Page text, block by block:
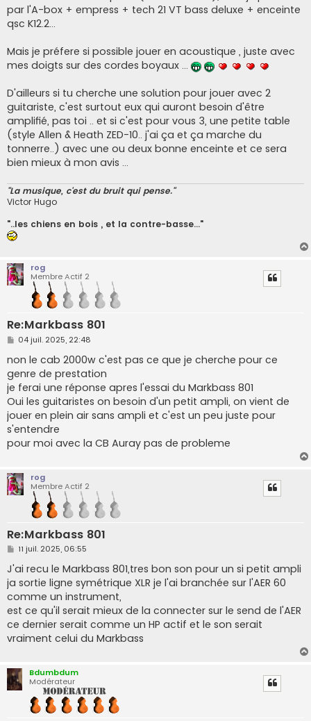
par l'A-box + empress + tech 21 VT bass deluxe + enceinte
qsc K12.2...
Mais je préfere si possible jouer en acoustique , juste avec
mes doigts sur des cordes boyaux ...
D'ailleurs si tu cherche une solution pour jouer avec 2
guitariste, c'est surtout eux qui auront besoin d'être
amplifié, pas toi .. et si c'est pour vous 3, une petite table
(style Allen & Heath ZED-10.. j'ai ça et ça marche du
tonnerre..) avec une ou deux bonne enceinte et ce sera
bien mieux à mon avis ...
"La musique, c'est du bruit qui pense."
Victor Hugo
"..les chiens en bois , et la contre-basse..."
rog
Membre Actif 2
Re:Markbass 801
M
s
s
a
g
e
04 juil. 2025, 22:48
non le cab 2000w c'est pas ce que je cherche pour ce
genre de prestation
je ferai une réponse apres l'essai du Markbass 801
Oui les guitaristes on besoin d'un petit ampli, on vient de
jouer en plein air sans ampli et c'est un peu juste pour
s'entendre
pour moi avec la CB Auray pas de probleme
rog
Membre Actif 2
Re:Markbass 801
M
s
s
a
g
e
11 juil. 2025, 06:55
J'ai recu le Markbass 801,tres bon son pour un si petit ampli
ja sortie ligne symétrique XLR je l'ai branchée sur l'AER 60
comme un instrument,
est ce qu'il serait mieux de la connecter sur le send de l'AER
ce dernier serait comme un HP actif et le son serait
vraiment celui du Markbass
Bdumbdum
Modérateur